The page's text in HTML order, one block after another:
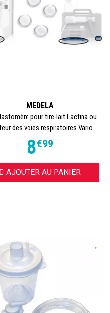
MEDELA
pour tire-lait Lactina ou
des voies respiratoires Vario...
8€99
AJOUTER AU PANIER